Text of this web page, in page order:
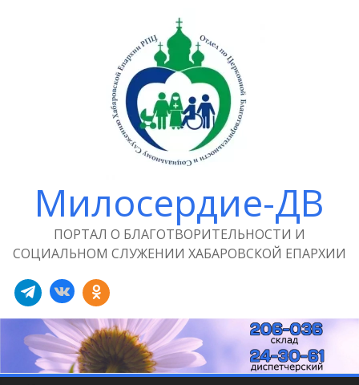
Милосердие-ДВ
ПОРТАЛ О БЛАГОТВОРИТЕЛЬНОСТИ И
СОЦИАЛЬНОМ СЛУЖЕНИИ ХАБАРОВСКОЙ ЕПАРХИИ